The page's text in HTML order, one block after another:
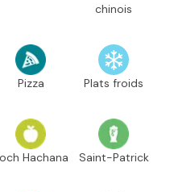
chinois
Pizza Plats froids
Hachana Saint-Patrick